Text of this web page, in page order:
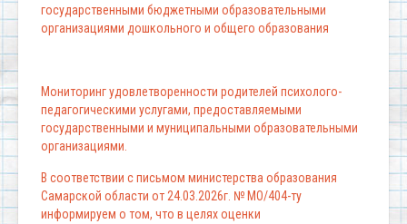
государственными бюджетными образовательными
организациями дошкольного и общего образования
Мониторинг удовлетворенности родителей психолого-
педагогическими услугами, предоставляемыми
государственными и муниципальными образовательными
организациями.
В соответствии с письмом министерства образования
Самарской области от 24.03.2026г. № МО/404-ту
информируем о том, что в целях оценки